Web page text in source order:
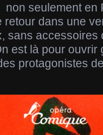
non seulement
retour dans une
sans accessoires
est là pour ouvrir
protagonistes